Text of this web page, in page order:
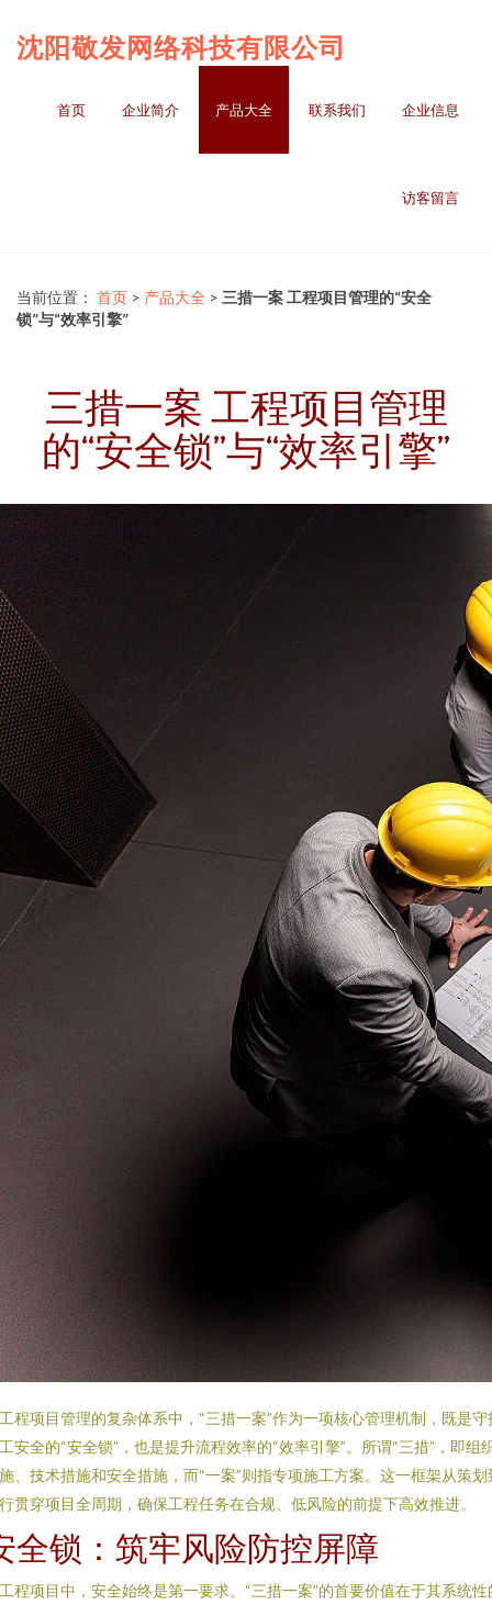
沈阳敬发网络科技有限公司
首页 企业简介 产品大全 联系我们 企业信息
访客留言
当前位置： 首页 > 产品大全 > 三措一案 工程项目管理的“安全
锁”与“效率引擎”
三措一案 工程项目管理
的“安全锁”与“效率引擎”
程项目管理的复杂体系中，“三措一案”作为一项核心管理机制，既是守
安全的“安全锁”，也是提升流程效率的“效率引擎”。所谓“三措”，即组
、技术措施和安全措施，而“一案”则指专项施工方案。这一框架从策划
贯穿项目全周期，确保工程任务在合规、低风险的前提下高效推进。
全锁：筑牢风险防控屏障
程项目中，安全始终是第一要求。“三措一案”的首要价值在于其系统性